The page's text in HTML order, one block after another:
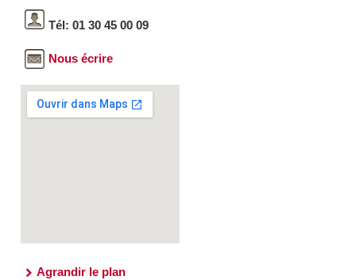
Tél: 01 30 45 00 09
Nous écrire
Agrandir le plan